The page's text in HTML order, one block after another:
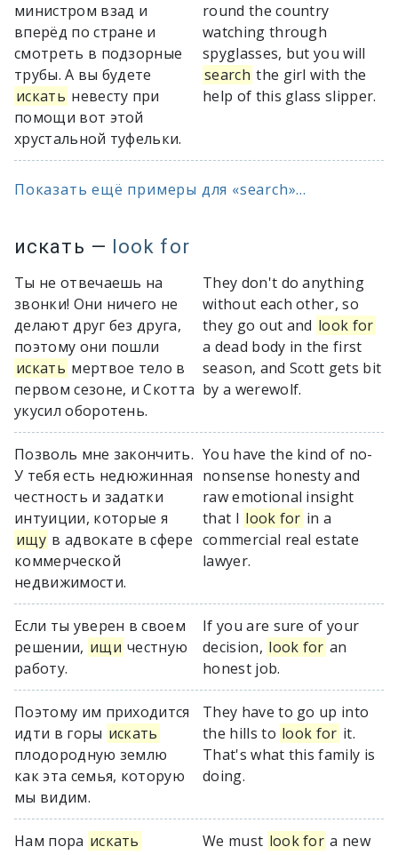
министром взад и
вперёд по стране и
смотреть в подзорные
трубы. А вы будете
искать невесту при
помощи вот этой
хрустальной туфельки.
round the country
watching through
spyglasses, but you will
search the girl with the
help of this glass slipper.
Показать ещё примеры для «search»...
искать — look for
Ты не отвечаешь на
звонки! Они ничего не
делают друг без друга,
поэтому они пошли
искать мертвое тело в
первом сезоне, и Скотта
укусил оборотень.
They don't do anything
without each other, so
they go out and look for
a dead body in the first
season, and Scott gets bit
by a werewolf.
Позволь мне закончить.
У тебя есть недюжинная
честность и задатки
интуиции, которые я
ищу в адвокате в сфере
коммерческой
недвижимости.
You have the kind of no-
nonsense honesty and
raw emotional insight
that I look for in a
commercial real estate
lawyer.
Если ты уверен в своем
решении, ищи честную
работу.
If you are sure of your
decision, look for an
honest job.
Поэтому им приходится
идти в горы искать
плодородную землю
как эта семья, которую
мы видим.
They have to go up into
the hills to look for it.
That's what this family is
doing.
Нам пора искать
We must look for a new